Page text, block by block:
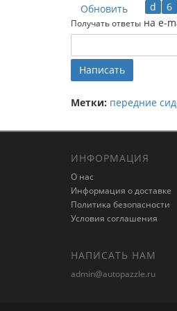
Обновить
Получать ответы на e-
Написать
Метки: передние
ИНФОРМАЦИЯ
О нас
Информация о доставке
Политика безопасности
Условия соглашения
НАПИСАТЬ НАМ
admin@autopazzle.ru